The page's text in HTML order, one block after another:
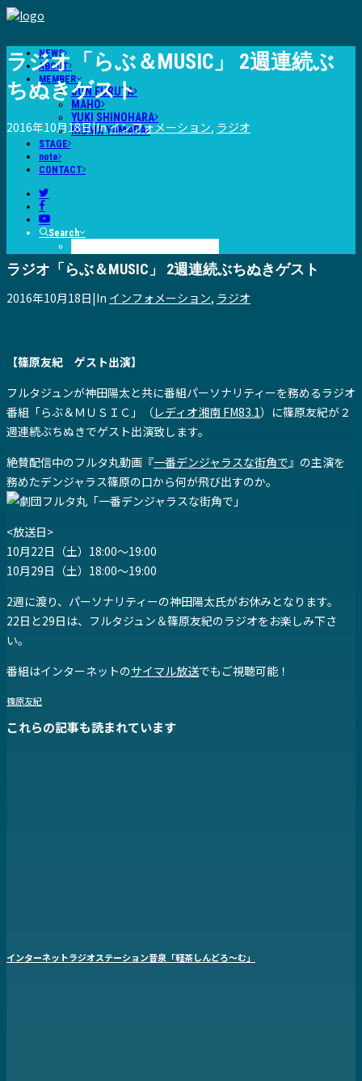
NEWS
ABOUT
MEMBER
JUN FURUTA
MAHO
YUKI SHINOHARA
IKUMA YAMADA
STAGE
note
CONTACT
Search
ラジオ「らぶ＆MUSIC」 2週連続ぶ
ちぬきゲスト
2016年10月18日|Inインフォメーション, ラジオ
ラジオ「らぶ＆MUSIC」 2週連続ぶちぬきゲスト
2016年10月18日|In インフォメーション, ラジオ
【篠原友紀 ゲスト出演】
フルタジュンが神田陽太と共に番組パーソナリティーを務めるラジオ
番組「らぶ＆ＭＵＳＩＣ」（レディオ湘南 FM83.1）に篠原友紀が２
週連続ぶちぬきでゲスト出演致します。
絶賛配信中のフルタ丸動画『一番デンジャラスな街角で』の主演を
務めたデンジャラス篠原の口から何が飛び出すのか。
<放送日>
10月22日（土）18:00～19:00
10月29日（土）18:00～19:00
2週に渡り、パーソナリティーの神田陽太氏がお休みとなります。
22日と29日は、フルタジュン＆篠原友紀のラジオをお楽しみ下さ
い。
番組はインターネットのサイマル放送でもご視聴可能！
篠原友紀
これらの記事も読まれています
インターネットラジオステーション音泉「軽茶しんどろ〜む」